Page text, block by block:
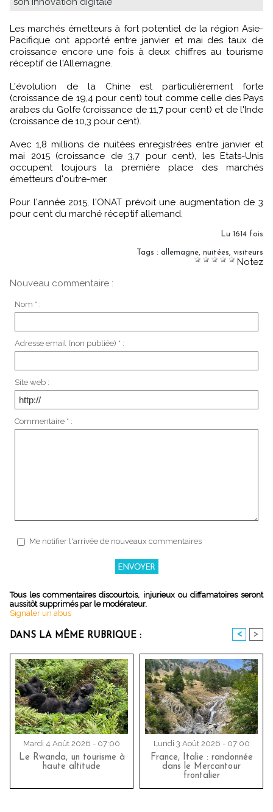
Les marchés émetteurs à fort potentiel de la région Asie-
Pacifique ont apporté entre janvier et mai des taux de
croissance encore une fois à deux chiffres au tourisme
réceptif de l'Allemagne.
L'évolution de la Chine est particulièrement forte
(croissance de 19,4 pour cent) tout comme celle des Pays
arabes du Golfe (croissance de 11,7 pour cent) et de l'Inde
(croissance de 10,3 pour cent).
Avec 1,8 millions de nuitées enregistrées entre janvier et
mai 2015 (croissance de 3,7 pour cent), les Etats-Unis
occupent toujours la première place des marchés
émetteurs d'outre-mer.
Pour l'année 2015, l'ONAT prévoit une augmentation de 3
pour cent du marché réceptif allemand.
Lu 1614 fois
Tags : allemagne nuitées visiteurs
Notez
Nouveau commentaire :
Nom * :
Adresse email (non publiée) * :
Site web :
Commentaire * :
Me notifier l'arrivée de nouveaux commentaires
Tous les commentaires discourtois, injurieux ou diffamatoires seront
aussitôt supprimés par le modérateur.
Signaler un abus
DANS LA MÊME RUBRIQUE : < >
Mardi 4 Août 2026 - 07:00
Le Rwanda, un tourisme à
haute altitude
Lundi 3 Août 2026 - 07:00
France, Italie : randonnée
dans le Mercantour
frontalier